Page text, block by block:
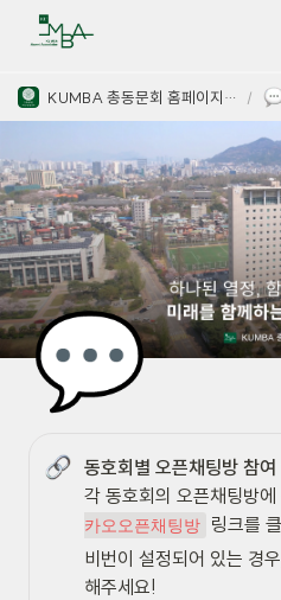
KUMBA 총동문회 홈페이지 관리 /
💬
각 동호회의 오픈채팅방
카오오픈채팅방
링크를
비번이 설정되어 있는 경
해주세요!